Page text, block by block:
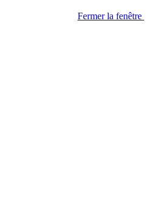
Fermer la fenêtre